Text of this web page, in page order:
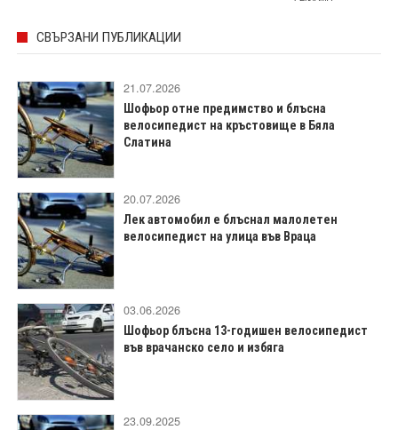
СВЪРЗАНИ ПУБЛИКАЦИИ
21.07.2026
Шофьор отне предимство и блъсна
велосипедист на кръстовище в Бяла
Слатина
20.07.2026
Лек автомобил е блъснал малолетен
велосипедист на улица във Враца
03.06.2026
Шофьор блъсна 13-годишен велосипедист
във врачанско село и избяга
23.09.2025